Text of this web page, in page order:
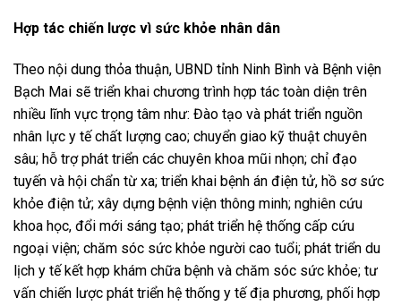
Hợp tác chiến lược vì sức khỏe nhân dân
Theo nội dung thỏa thuận, UBND tỉnh Ninh Bình và Bệnh viện
Bạch Mai sẽ triển khai chương trình hợp tác toàn diện trên
nhiều lĩnh vực trọng tâm như: Đào tạo và phát triển nguồn
nhân lực y tế chất lượng cao; chuyển giao kỹ thuật chuyên
sâu; hỗ trợ phát triển các chuyên khoa mũi nhọn; chỉ đạo
tuyến và hội chẩn từ xa; triển khai bệnh án điện tử, hồ sơ sức
khỏe điện tử; xây dựng bệnh viện thông minh; nghiên cứu
khoa học, đổi mới sáng tạo; phát triển hệ thống cấp cứu
ngoại viện; chăm sóc sức khỏe người cao tuổi; phát triển du
lịch y tế kết hợp khám chữa bệnh và chăm sóc sức khỏe; tư
vấn chiến lược phát triển hệ thống y tế địa phương, phối hợp